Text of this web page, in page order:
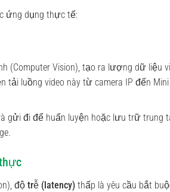
ứng dụng thực tế:
(Computer Vision), tạo ra lượng dữ liệu
luồng video này từ camera IP đến Mini
đi để huấn luyện hoặc lưu trữ trung
độ trễ (latency)thấp là yêu cầu bắt